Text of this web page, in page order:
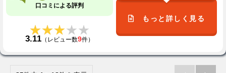
口コミによる評判
★★★★★
★★★★★
3.11 （レビュー数9件）
もっと詳しく見る